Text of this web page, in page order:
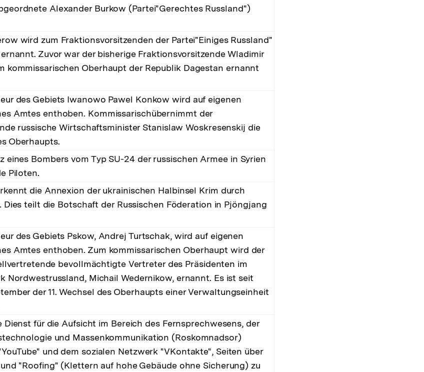
Alexander Burkow (Partei"Gerechtes Russland")
wird zum Fraktionsvorsitzenden der Partei"Einiges Russland"
Zuvor war der bisherige Fraktionsvorsitzende Wladimir
kommissarischen Oberhaupt der Republik Dagestan ernannt
des Gebiets Iwanowo Pawel Konkow wird auf eigenen
Amtes enthoben. Kommissarischübernimmt der
russische Wirtschaftsminister Stanislaw Woskresenskij die
Oberhaupts.
eines Bombers vom Typ SU-24 der russischen Armee in Syrien
Piloten.
die Annexion der ukrainischen Halbinsel Krim durch
Dies teilt die Botschaft der Russischen Föderation in Pjöngjang
des Gebiets Pskow, Andrej Turtschak, wird auf eigenen
Amtes enthoben. Zum kommissarischen Oberhaupt wird der
bevollmächtigte Vertreter des Präsidenten im
Nordwestrussland, Michail Wedernikow, ernannt. Es ist seit
der 11. Wechsel des Oberhaupts einer Verwaltungseinheit
Dienst für die Aufsicht im Bereich des Fernsprechwesens, der
und Massenkommunikation (Roskomnadsor)
und dem sozialen Netzwerk "VKontakte", Seiten über
"Roofing" (Klettern auf hohe Gebäude ohne Sicherung) zu